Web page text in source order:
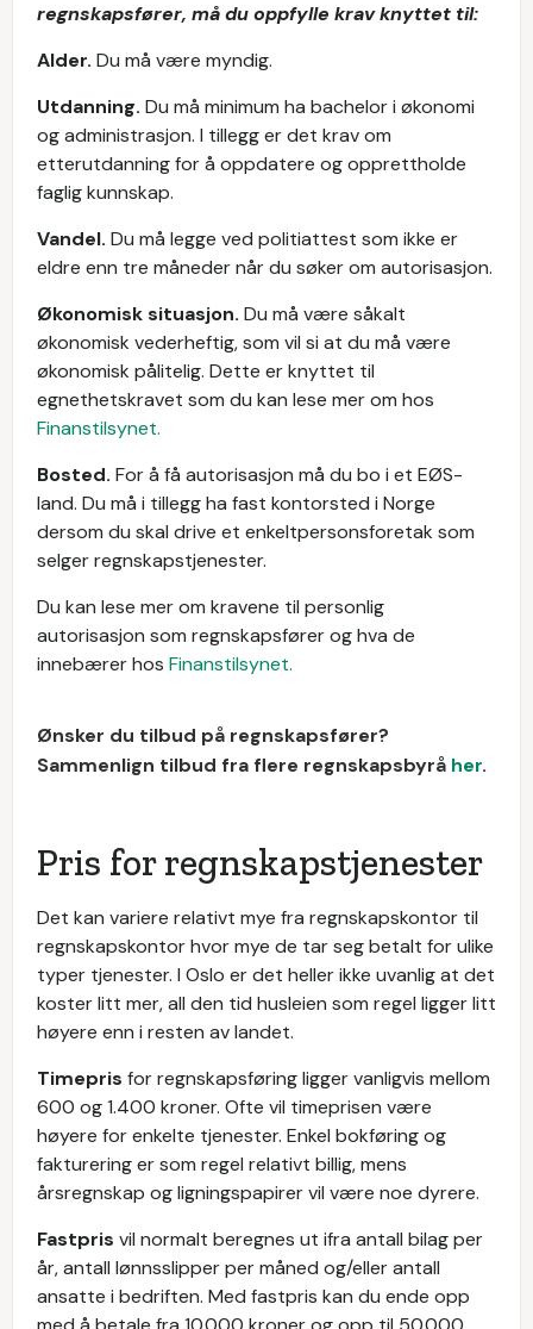
regnskapsfører, må du oppfylle krav knyttet til:
Alder. Du må være myndig.
Utdanning. Du må minimum ha bachelor i økonomi
og administrasjon. I tillegg er det krav om
etterutdanning for å oppdatere og opprettholde
faglig kunnskap.
Vandel. Du må legge ved politiattest som ikke er
eldre enn tre måneder når du søker om autorisasjon.
Økonomisk situasjon. Du må være såkalt
økonomisk vederheftig, som vil si at du må være
økonomisk pålitelig. Dette er knyttet til
egnethetskravet som du kan lese mer om hos
Finanstilsynet.
Bosted. For å få autorisasjon må du bo i et EØS-
land. Du må i tillegg ha fast kontorsted i Norge
dersom du skal drive et enkeltpersonsforetak som
selger regnskapstjenester.
Du kan lese mer om kravene til personlig
autorisasjon som regnskapsfører og hva de
innebærer hos Finanstilsynet.
Ønsker du tilbud på regnskapsfører?
Sammenlign tilbud fra flere regnskapsbyrå her.
Pris for regnskapstjenester
Det kan variere relativt mye fra regnskapskontor til
regnskapskontor hvor mye de tar seg betalt for ulike
typer tjenester. I Oslo er det heller ikke uvanlig at det
koster litt mer, all den tid husleien som regel ligger litt
høyere enn i resten av landet.
Timepris for regnskapsføring ligger vanligvis mellom
600 og 1.400 kroner. Ofte vil timeprisen være
høyere for enkelte tjenester. Enkel bokføring og
fakturering er som regel relativt billig, mens
årsregnskap og ligningspapirer vil være noe dyrere.
Fastpris vil normalt beregnes ut ifra antall bilag per
år, antall lønnsslipper per måned og/eller antall
ansatte i bedriften. Med fastpris kan du ende opp